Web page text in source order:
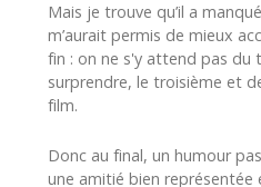
Mais je trouve qu’il a
m’aurait permis de mieux
fin : on ne s'y attend pas du
surprendre, le troisième et
film.
Donc au final, un humour
une amitié bien représentée